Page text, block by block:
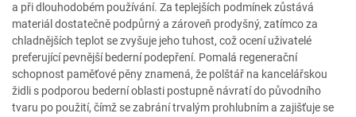
a při dlouhodobém používání. Za teplejších podmínek zůstává
materiál dostatečně podpůrný a zároveň prodyšný, zatímco za
chladnějších teplot se zvyšuje jeho tuhost, což ocení uživatelé
preferující pevnější bederní podepření. Pomalá regenerační
schopnost paměťové pěny znamená, že polštář na kancelářskou
židli s podporou bederní oblasti postupně návratí do původního
tvaru po použití, čímž se zabrání trvalým prohlubním a zajišťuje se